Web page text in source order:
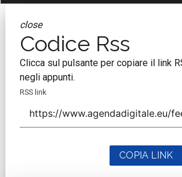
close
Codice Rss
Clicca sul pulsante per copiare il link
negli appunti.
RSS link
COPIA LINK